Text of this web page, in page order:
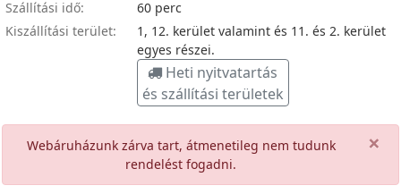
Szállítási idő:
60 perc
Kiszállítási terület:
1, 12. kerület valamint és 11. és 2. kerület
egyes részei.
Heti nyitvatartás
és szállítási területek
Webáruházunk zárva tart, átmenetileg nem tudunk
rendelést fogadni.
×